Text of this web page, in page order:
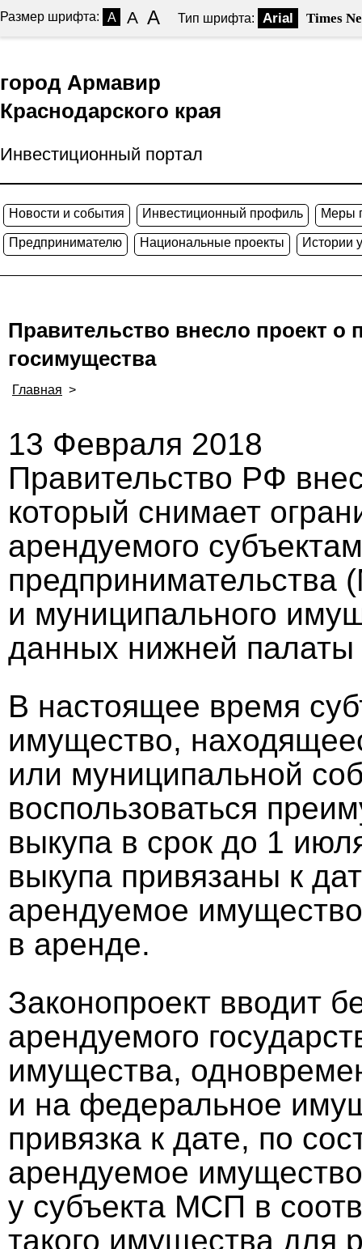
Размер шрифта: A A A Тип шрифта: Arial Times
город Армавир
Краснодарского края
Инвестиционный портал
Новости и события Инвестиционный профиль Меры
Предпринимателю Национальные проекты Истории
Правительство внесло проект
госимущества
Главная >
13 Февраля 2018
Правительство РФ
который снимает
арендуемого
предпринимательства
и муниципального
данных нижней
В настоящее время
имущество,
или муниципальной
воспользоваться
выкупа в срок до 1
выкупа привязаны к
арендуемое
в аренде.
Законопроект вводит
арендуемого
имущества,
и на федеральное
привязка к дате, по
арендуемое
у субъекта МСП в
такого имущества для